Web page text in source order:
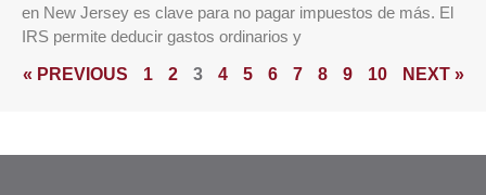
en New Jersey es clave para no pagar impuestos de más. El
IRS permite deducir gastos ordinarios y
« PREVIOUS 1 2 3 4 5 6 7 8 9 10 NEXT »